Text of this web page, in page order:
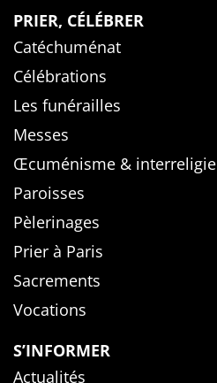
PRIER, CÉLÉBRER
Catéchuménat
Célébrations
Les funérailles
Messes
Œcuménisme &
Paroisses
Pèlerinages
Prier à Paris
Sacrements
Vocations
S’INFORMER
Actualités